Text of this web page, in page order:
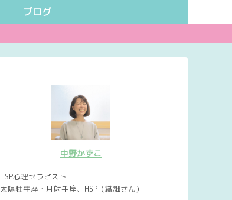
ブログ
中野かずこ
HSP心理セラピスト
太陽牡牛座・月射手座、HSP（繊細さん）